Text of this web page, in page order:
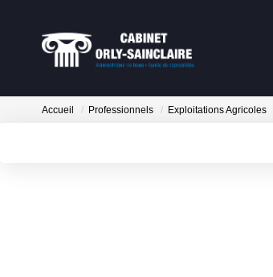
Accueil Professionnels Exploitations Agricoles